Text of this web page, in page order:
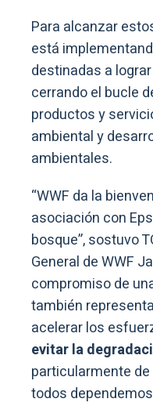
Para alcanzar
está
destinadas a
cerrando el bucle
productos y
ambiental y
ambientales.
“WWF da la
asociación con
bosque”, sostuvo
General de WWF
compromiso de
también
acelerar los
evitar la
particularmente
todos